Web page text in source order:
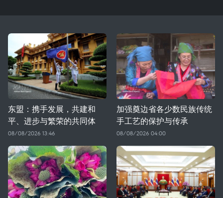
东盟：携手发展，共建和
平、进步与繁荣的共同体
08/08/2026 13:46
加强奠边省各少数民族传统
手工艺的保护与传承
08/08/2026 04:00